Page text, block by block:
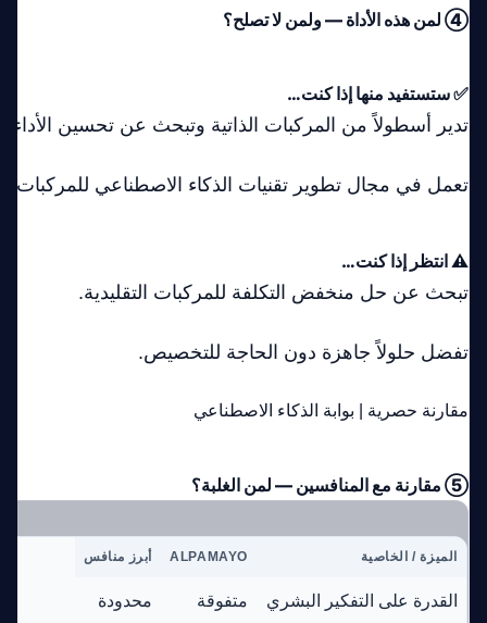
④ لمن هذه الأداة — ولمن لا تصلح؟
✅ ستستفيد منها إذا كنت…
تدير أسطولاً من المركبات الذاتية وتبحث عن تحسين الأداء
تعمل في مجال تطوير تقنيات الذكاء الاصطناعي للمركبات.
⚠️ انتظر إذا كنت…
تبحث عن حل منخفض التكلفة للمركبات التقليدية.
تفضل حلولاً جاهزة دون الحاجة للتخصيص.
مقارنة حصرية | بوابة الذكاء الاصطناعي
⑤ مقارنة مع المنافسين — لمن الغلبة؟
الميزة / الخاصية ALPAMAYO أبرز منافس
القدرة على التفكير البشري متفوقة محدودة